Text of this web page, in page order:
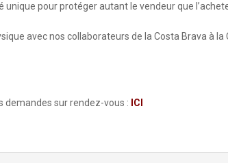
pour protéger autant le vendeur que
avec nos collaborateurs de la Costa Brava à
demandes sur rendez-vous : ICI